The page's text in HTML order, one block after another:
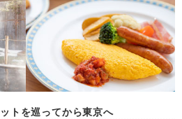
トを巡ってから東京へ